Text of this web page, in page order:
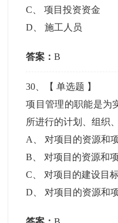
C 、项目投资资金
D 、施工人员
答案：B
30 、【单选题 】
项目管理的职能是
所进行的计划、组织
A
对项目的资源和
B
对项目的资源和
C
对项目的建设目
D
对项目的资源和